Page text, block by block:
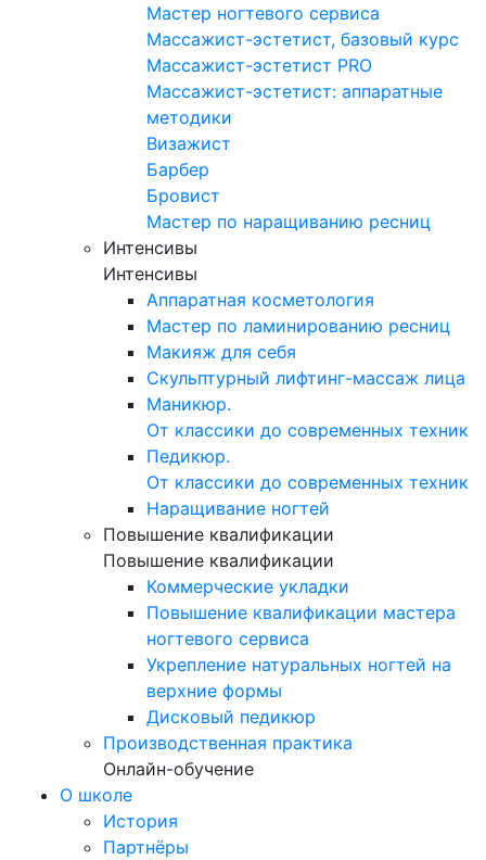
Мастер ногтевого сервиса
Массажист-эстетист, базовый курс
Массажист-эстетист PRO
Массажист-эстетист: аппаратные
методики
Визажист
Барбер
Бровист
Мастер по наращиванию ресниц
Интенсивы
Интенсивы
Аппаратная косметология
Мастер по ламинированию ресниц
Макияж для себя
Скульптурный лифтинг-массаж лица
Маникюр.
От классики до современных техник
Педикюр.
От классики до современных техник
Наращивание ногтей
Повышение квалификации
Повышение квалификации
Коммерческие укладки
Повышение квалификации мастера
ногтевого сервиса
Укрепление натуральных ногтей на
верхние формы
Дисковый педикюр
Производственная практика
Онлайн-обучение
О школе
История
Партнёры